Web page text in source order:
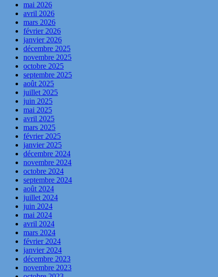
mai 2026
avril 2026
mars 2026
février 2026
janvier 2026
décembre 2025
novembre 2025
octobre 2025
septembre 2025
août 2025
juillet 2025
juin 2025
mai 2025
avril 2025
mars 2025
février 2025
janvier 2025
décembre 2024
novembre 2024
octobre 2024
septembre 2024
août 2024
juillet 2024
juin 2024
mai 2024
avril 2024
mars 2024
février 2024
janvier 2024
décembre 2023
novembre 2023